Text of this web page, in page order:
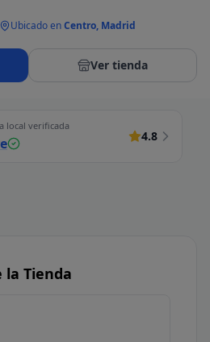
Ubicado enCentro, Madrid
Ver tienda
local verificada
4.8
la Tienda